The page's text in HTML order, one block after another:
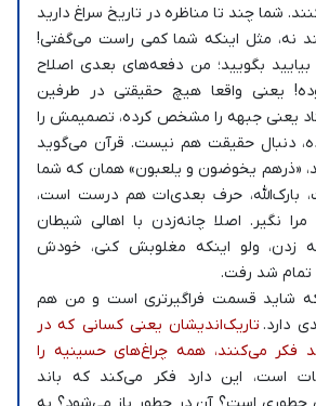
شما چند تا مناظره در تاریخ سراغ دارید
نه، مثل اینکه شما کمی راست می‌گفتی!
بیایید بگویید؛ من دفعه‌های بعدی اصلاح
یعنی واقعا هیچ حقیقتی در طرفین
یعنی جبهه را مشخص کرده، تصمیمش را
دنبال حقیقت هم نیست. قرآن می‌گوید
«ذرهم یخوضون و یلعبون» همان که شما
بارک‌الله، حرف بعدی‌ات هم درست است،
نگیر. اصلا چانه‌زدن با اهالی شیطان
زدن، ولو اینکه مغلوبش کنی، خودش
تمام شد رفت.
که شاید قسمت فراگیرتری است و من هم
دارد. تاریک‌اندیشان یعنی کسانی که در
فکر می‌کنند، همه چراغ‌های حسینیه را
است، این دارد فکر می‌کند که باند